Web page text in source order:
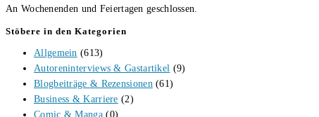
An Wochenenden und Feiertagen geschlossen.
Stöbere in den Kategorien
Allgemein (613)
Autoreninterviews & Gastartikel (9)
Blogbeiträge & Rezensionen (61)
Business & Karriere (2)
Comic & Manga (0)